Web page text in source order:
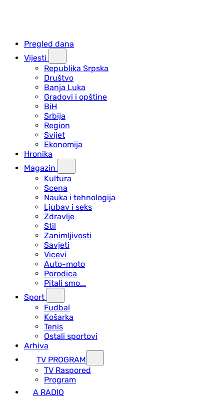
Pregled dana
Vijesti
Republika Srpska
Društvo
Banja Luka
Gradovi i opštine
BiH
Srbija
Region
Svijet
Ekonomija
Hronika
Magazin
Kultura
Scena
Nauka i tehnologija
Ljubav i seks
Zdravlje
Stil
Zanimljivosti
Savjeti
Vicevi
Auto-moto
Porodica
Pitali smo...
Sport
Fudbal
Košarka
Tenis
Ostali sportovi
Arhiva
TV PROGRAM
ТV Raspored
Program
A RADIO